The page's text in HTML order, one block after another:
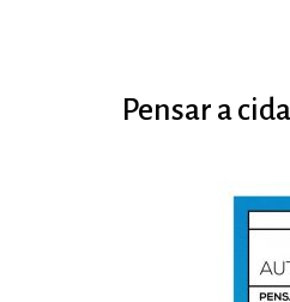
Pensar a